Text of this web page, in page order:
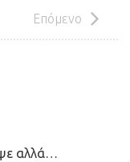
Επόμενο
αλλά…